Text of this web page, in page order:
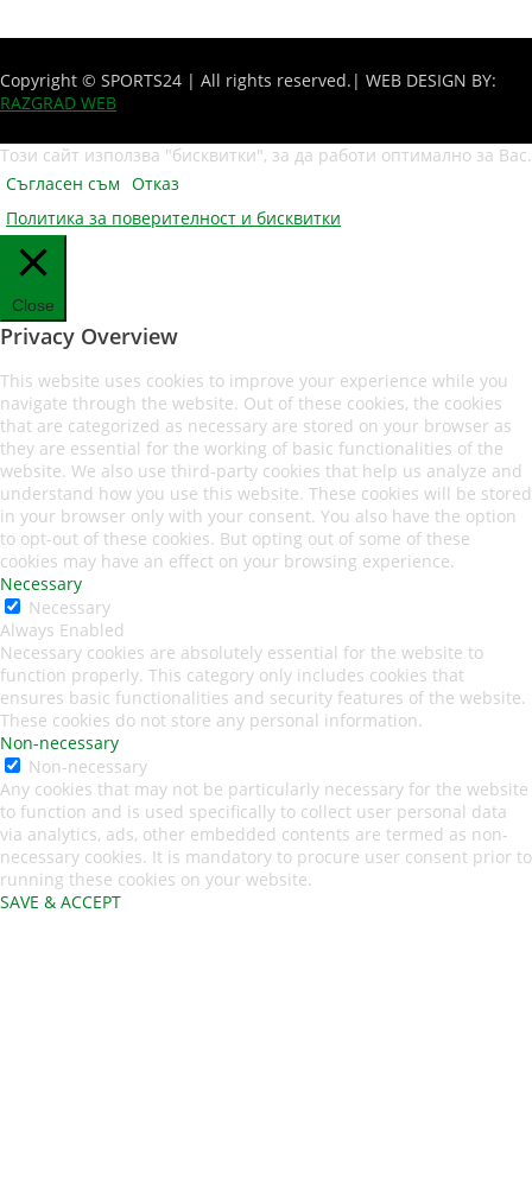
Copyright © SPORTS24 | All rights reserved. | WEB DESIGN BY:
RAZGRAD WEB
Този сайт използва "бисквитки", за да работи оптимално за Вас.
Съгласен съм Отказ
Политика за поверителност и бисквитки
Close
Privacy Overview
This website uses cookies to improve your experience while you
navigate through the website. Out of these cookies, the cookies
that are categorized as necessary are stored on your browser as
they are essential for the working of basic functionalities of the
website. We also use third-party cookies that help us analyze and
understand how you use this website. These cookies will be stored
in your browser only with your consent. You also have the option
to opt-out of these cookies. But opting out of some of these
cookies may have an effect on your browsing experience.
Necessary
Necessary
Always Enabled
Necessary cookies are absolutely essential for the website to
function properly. This category only includes cookies that
ensures basic functionalities and security features of the website.
These cookies do not store any personal information.
Non-necessary
Non-necessary
Any cookies that may not be particularly necessary for the website
to function and is used specifically to collect user personal data
via analytics, ads, other embedded contents are termed as non-
necessary cookies. It is mandatory to procure user consent prior to
running these cookies on your website.
SAVE & ACCEPT